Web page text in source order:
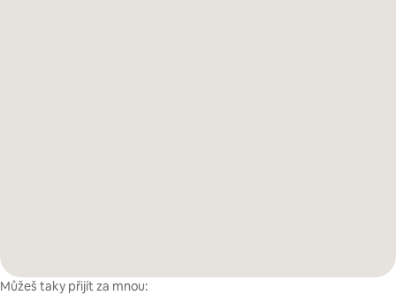
Můžeš taky přijít za mnou: